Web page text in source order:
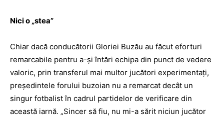
Nici o „stea”
Chiar dacă conducătorii Gloriei Buzău au făcut eforturi
remarcabile pentru a-şi întări echipa din punct de vedere
valoric, prin transferul mai multor jucători experimentaţi,
preşedintele forului buzoian nu a remarcat decât un
singur fotbalist în cadrul partidelor de verificare din
această iarnă. „Sincer să fiu, nu mi-a sărit niciun jucător